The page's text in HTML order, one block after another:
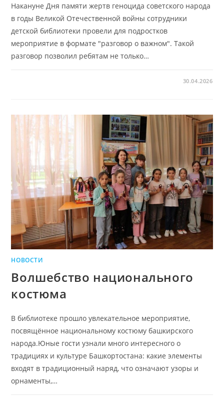
Накануне Дня памяти жертв геноцида советского народа
в годы Великой Отечественной войны сотрудники
детской библиотеки провели для подростков
мероприятие в формате "разговор о важном". Такой
разговор позволил ребятам не только…
30.04.2026
НОВОСТИ
Волшебство национального
костюма
В библиотеке прошло увлекательное мероприятие,
посвящённое национальному костюму башкирского
народа.Юные гости узнали много интересного о
традициях и культуре Башкортостана: какие элементы
входят в традиционный наряд, что означают узоры и
орнаменты,…